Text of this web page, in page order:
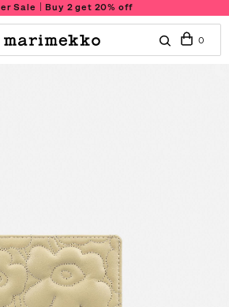
Sale｜Buy 2 get 20% off
0